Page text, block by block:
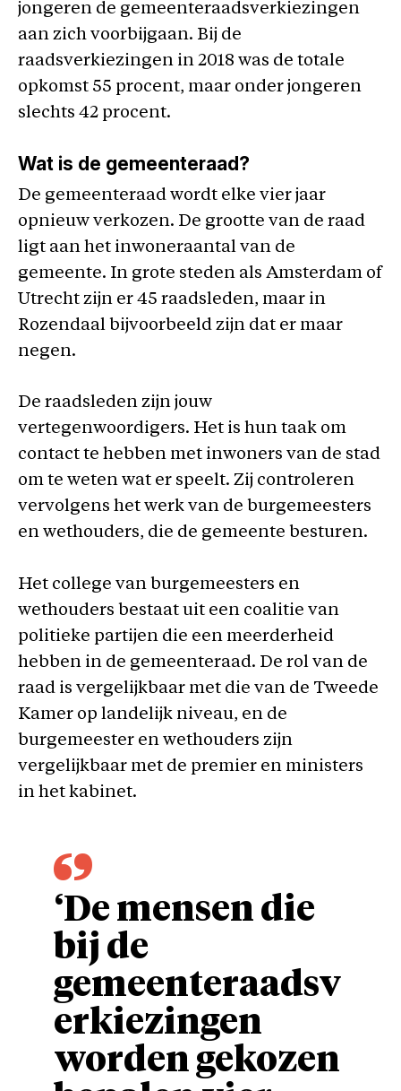
jongeren de gemeenteraadsverkiezingen
aan zich voorbijgaan. Bij de
raadsverkiezingen in 2018 was de totale
opkomst 55 procent, maar onder jongeren
slechts 42 procent.
Wat is de gemeenteraad?
De gemeenteraad wordt elke vier jaar
opnieuw verkozen. De grootte van de raad
ligt aan het inwoneraantal van de
gemeente. In grote steden als Amsterdam of
Utrecht zijn er 45 raadsleden, maar in
Rozendaal bijvoorbeeld zijn dat er maar
negen.
De raadsleden zijn jouw
vertegenwoordigers. Het is hun taak om
contact te hebben met inwoners van de stad
om te weten wat er speelt. Zij controleren
vervolgens het werk van de burgemeesters
en wethouders, die de gemeente besturen.
Het college van burgemeesters en
wethouders bestaat uit een coalitie van
politieke partijen die een meerderheid
hebben in de gemeenteraad. De rol van de
raad is vergelijkbaar met die van de Tweede
Kamer op landelijk niveau, en de
burgemeester en wethouders zijn
vergelijkbaar met de premier en ministers
in het kabinet.
‘De mensen die
bij de
gemeenteraadsv
erkiezingen
worden gekozen